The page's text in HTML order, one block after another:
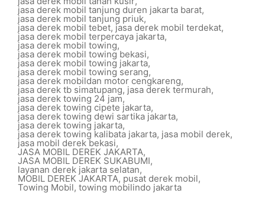
jasa derek mobil tanjung duren jakarta barat,
jasa derek mobil tanjung priuk,
jasa derek mobil tebet, jasa derek mobil terdekat,
jasa derek mobil terpercaya jakarta,
jasa derek mobil towing,
jasa derek mobil towing bekasi,
jasa derek mobil towing jakarta,
jasa derek mobil towing serang,
jasa derek mobildan motor cengkareng,
jasa derek tb simatupang, jasa derek termurah,
jasa derek towing 24 jam,
jasa derek towing cipete jakarta,
jasa derek towing dewi sartika jakarta,
jasa derek towing jakarta,
jasa derek towing kalibata jakarta, jasa mobil derek,
jasa mobil derek bekasi,
JASA MOBIL DEREK JAKARTA,
JASA MOBIL DEREK SUKABUMI,
layanan derek jakarta selatan,
MOBIL DEREK JAKARTA, pusat derek mobil,
Towing Mobil, towing mobilindo jakarta